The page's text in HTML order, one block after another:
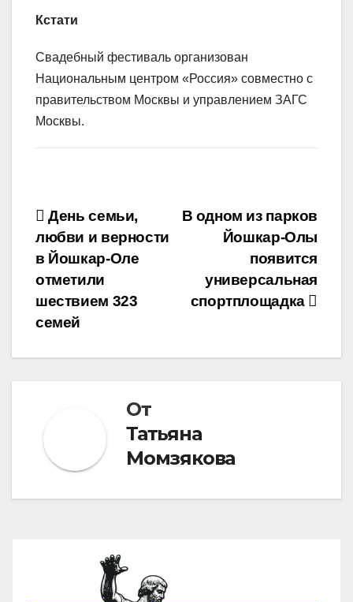
Кстати
Свадебный фестиваль организован
Национальным центром «Россия» совместно с
правительством Москвы и управлением ЗАГС
Москвы.
Навигация
по
записям
В одном из парков
Йошкар-Олы
появится
универсальная
спортплощадка
День семьи,
любви и верности
в Йошкар‑Оле
отметили
шествием 323
семей
От
Татьяна
Момзякова